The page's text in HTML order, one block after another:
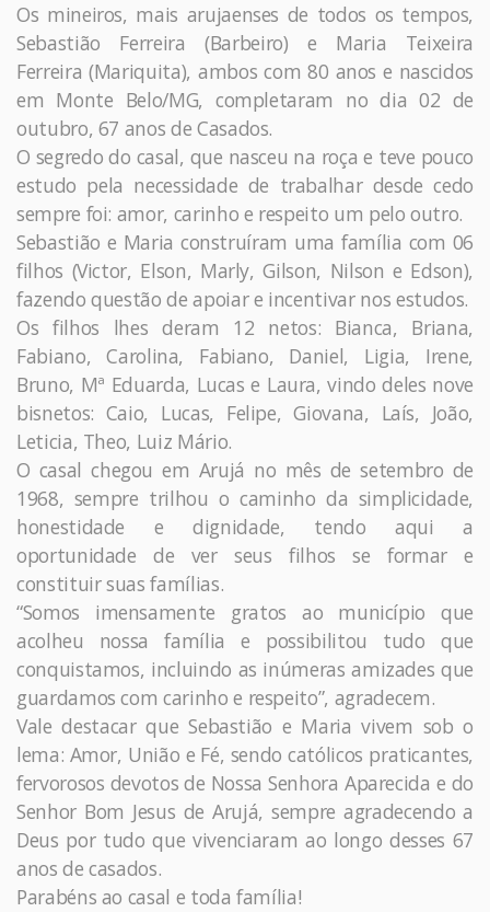
Os mineiros, mais arujaenses de todos os tempos,
Sebastião Ferreira (Barbeiro) e Maria Teixeira
Ferreira (Mariquita), ambos com 80 anos e nascidos
em Monte Belo/MG, completaram no dia 02 de
outubro, 67 anos de Casados.
O segredo do casal, que nasceu na roça e teve pouco
estudo pela necessidade de trabalhar desde cedo
sempre foi: amor, carinho e respeito um pelo outro.
Sebastião e Maria construíram uma família com 06
filhos (Victor, Elson, Marly, Gilson, Nilson e Edson),
fazendo questão de apoiar e incentivar nos estudos.
Os filhos lhes deram 12 netos: Bianca, Briana,
Fabiano, Carolina, Fabiano, Daniel, Ligia, Irene,
Bruno, Mª Eduarda, Lucas e Laura, vindo deles nove
bisnetos: Caio, Lucas, Felipe, Giovana, Laís, João,
Leticia, Theo, Luiz Mário.
O casal chegou em Arujá no mês de setembro de
1968, sempre trilhou o caminho da simplicidade,
honestidade e dignidade, tendo aqui a
oportunidade de ver seus filhos se formar e
constituir suas famílias.
“Somos imensamente gratos ao município que
acolheu nossa família e possibilitou tudo que
conquistamos, incluindo as inúmeras amizades que
guardamos com carinho e respeito”, agradecem.
Vale destacar que Sebastião e Maria vivem sob o
lema: Amor, União e Fé, sendo católicos praticantes,
fervorosos devotos de Nossa Senhora Aparecida e do
Senhor Bom Jesus de Arujá, sempre agradecendo a
Deus por tudo que vivenciaram ao longo desses 67
anos de casados.
Parabéns ao casal e toda família!